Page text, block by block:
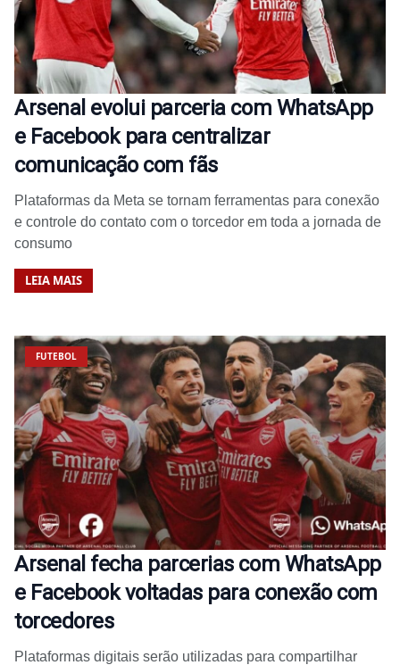
Arsenal evolui parceria com WhatsApp
e Facebook para centralizar
comunicação com fãs
Plataformas da Meta se tornam ferramentas para conexão
e controle do contato com o torcedor em toda a jornada de
consumo
LEIA MAIS
FUTEBOL
Arsenal fecha parcerias com WhatsApp
e Facebook voltadas para conexão com
torcedores
Plataformas digitais serão utilizadas para compartilhar